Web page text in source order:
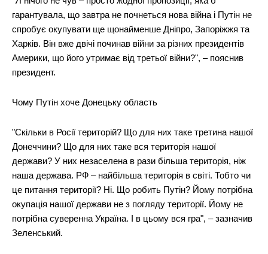
гарантувала, що завтра не почнеться нова війна і Путін не
спробує окупувати ще щонайменше Дніпро, Запоріжжя та
Харків. Він вже двічі починав війни за різних президентів
Америки, що його утримає від третьої війни?", – пояснив
президент.
Чому Путін хоче Донецьку область
"Скільки в Росії територій? Що для них таке третина нашої
Донеччини? Що для них таке вся територія нашої
держави? У них незаселена в рази більша територія, ніж
наша держава. РФ – найбільша територія в світі. Тобто чи
це питання території? Ні. Що робить Путін? Йому потрібна
окупація нашої держави не з погляду території. Йому не
потрібна суверенна Україна. І в цьому вся гра", – зазначив
Зеленський.